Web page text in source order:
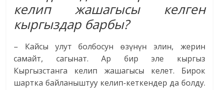
келип жашагысы келген
кыргыздар барбы?
– Кайсы улут болбосун өзүнүн элин, жерин
самайт, сагынат. Ар бир эле кыргыз
Кыргызстанга келип жашагысы келет. Бирок
шартка байланыштуу келип-кеткендер да болду.